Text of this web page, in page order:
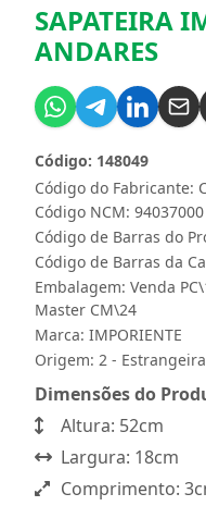
SAPATEIRA
ANDARES
Código do Fabricante:
Código: 148049
Código NCM: 94037000
Código de Barras do
Código de Barras da
Embalagem: Venda
Master CM\24
Marca: IMPORIENTE
Origem: 2 -
Dimensões do
Altura: 52cm
Largura: 18cm
Comprimento: